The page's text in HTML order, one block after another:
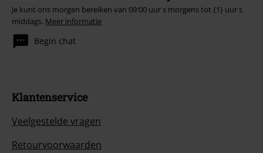
Je kunt ons morgen bereiken van 09:00 uur s morgens tot {1} uur s
middags. Meer informatie
Begin chat
Klantenservice
Veelgestelde vragen
Retourvoorwaarden